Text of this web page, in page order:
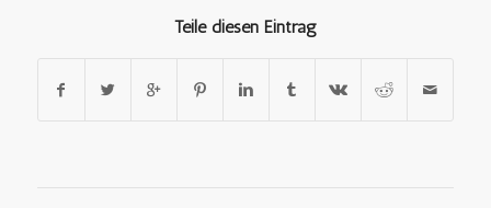
Teile diesen Eintrag